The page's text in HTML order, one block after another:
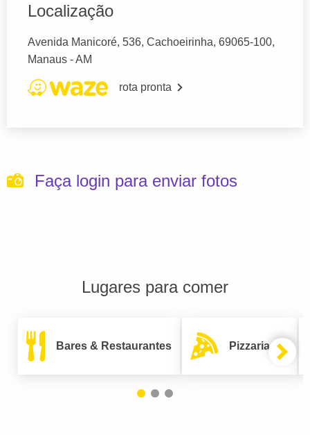
Localização
Avenida Manicoré, 536, Cachoeirinha, 69065-100,
Manaus - AM
rota pronta
Faça login para enviar fotos
Lugares para comer
Bares & Restaurantes Pizzarias